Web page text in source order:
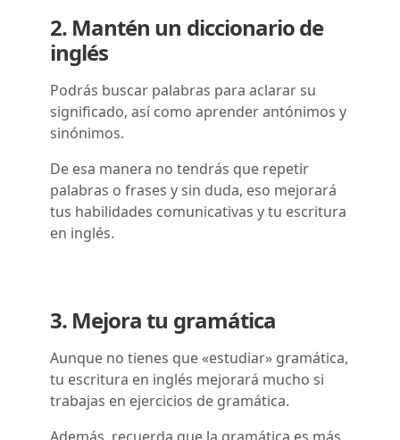
2. Mantén un diccionario de
inglés
Podrás buscar palabras para aclarar su
significado, así como aprender antónimos y
sinónimos.
De esa manera no tendrás que repetir
palabras o frases y sin duda, eso mejorará
tus habilidades comunicativas y tu escritura
en inglés.
3. Mejora tu gramática
Aunque no tienes que «estudiar» gramática,
tu escritura en inglés mejorará mucho si
trabajas en ejercicios de gramática.